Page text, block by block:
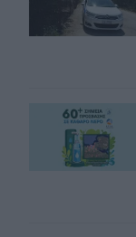
Χανιά: